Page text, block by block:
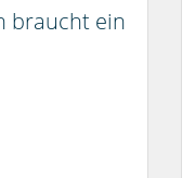
braucht ein